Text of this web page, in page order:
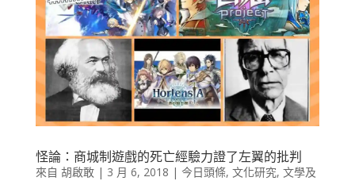
怪論：商城制遊戲的死亡經驗力證了左翼的批判
來自 胡啟敢| 3 月 6, 2018 | 今日頭條, 文化研究, 文學及